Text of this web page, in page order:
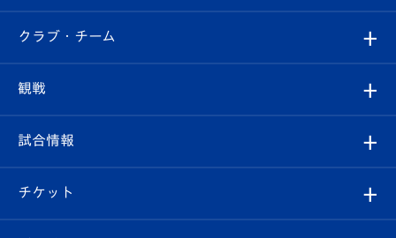
すべて
クラブ
試合情報
クラブ・チーム
クラブ概要
エンブレム紹介
観戦
観戦ルール
はじめての観戦ガイド
試合情報
試合日程/結果
チケット